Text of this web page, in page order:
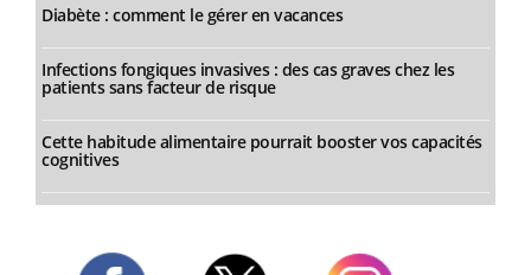
Diabète : comment le gérer en vacances
Infections fongiques invasives : des cas graves chez les
patients sans facteur de risque
Cette habitude alimentaire pourrait booster vos capacités
cognitives